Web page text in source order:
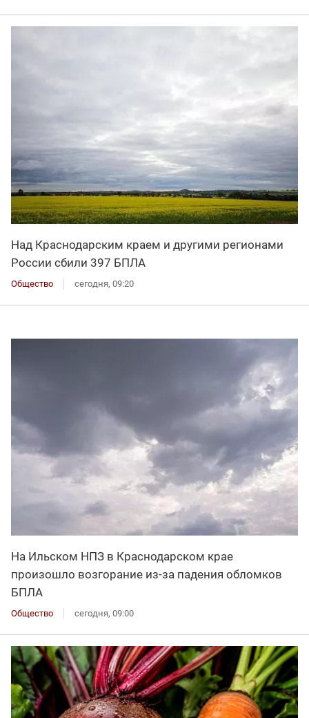
Над Краснодарским краем и другими регионами
России сбили 397 БПЛА
Общество сегодня, 09:20
На Ильском НПЗ в Краснодарском крае
произошло возгорание из-за падения обломков
БПЛА
Общество сегодня, 09:00